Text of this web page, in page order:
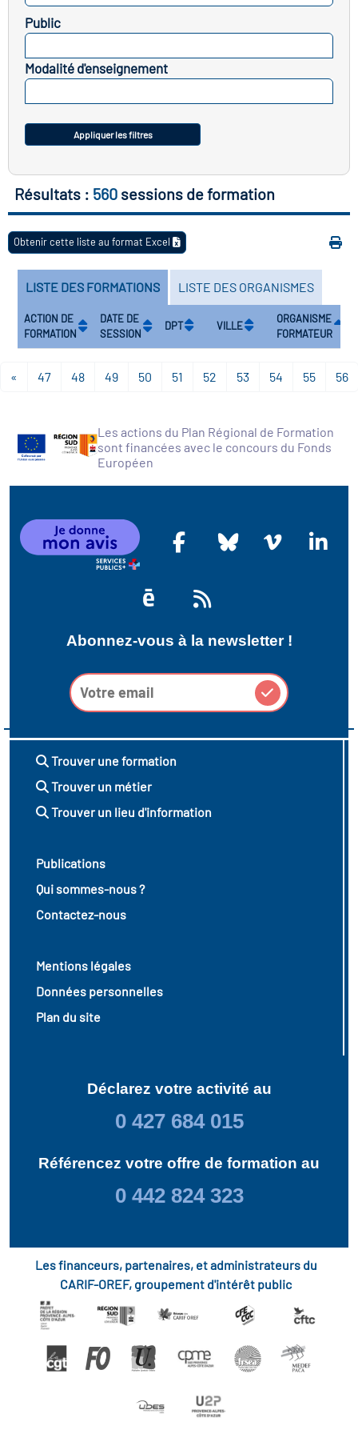
des secteurs(en
construction)
Public
Modalité d'enseignement
Appliquer les filtres
Résultats : 560 sessions de formation
Obtenir cette liste au format Excel
LISTE DES FORMATIONS LISTE DES ORGANISMES
ACTION DE
FORMATION
DATE DE
SESSION
DPT VILLE
ORGANISME
FORMATEUR
« 47 48 49 50 51 52 53 54 55 56
Les actions du Plan Régional de Formation
sont financées avec le concours du Fonds
Européen
Abonnez-vous à la newsletter !
Trouver une formation
Trouver un métier
Trouver un lieu d'information
Publications
Qui sommes-nous ?
Contactez-nous
Mentions légales
Données personnelles
Plan du site
Déclarez votre activité au
0 427 684 015
Référencez votre offre de formation au
0 442 824 323
Les financeurs, partenaires, et administrateurs du
CARIF-OREF, groupement d'intérêt public